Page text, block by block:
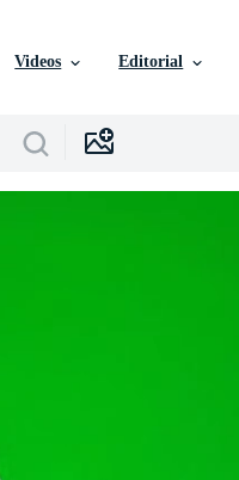
Videos Editorial